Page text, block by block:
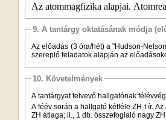
Az atommagfizika alapjai.
9. A tantárgy oktatásának módja
Az előadás (3 óra/hét) a "Hudson-
szereplő feladatok alapján az
10. Követelmények
A tantárgyat felvevő hallgatónak
A féév során a hallgató kétféle ZH-t ír.
ZH átlaga; ii., 1 db. összefoglaló nagy